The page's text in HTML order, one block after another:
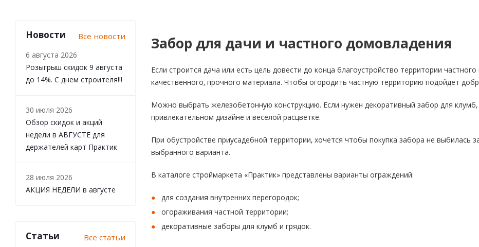
Забор для дачи и частного домовладения
Если строится дача или есть цель довести до конца благоустройство территории
качественного, прочного материала. Чтобы огородить частную территорию подойдет
Можно выбрать железобетонную конструкцию. Если нужен декоративный забор для
привлекательном дизайне и веселой расцветке.
При обустройстве приусадебной территории, хочется чтобы покупка забора не
выбранного варианта.
В каталоге строймаркета «Практик» представлены варианты ограждений:
для создания внутренних перегородок;
огораживания частной территории;
декоративные заборы для клумб и грядок.
Новости Все новости
6 августа 2026
Розыгрыш скидок 9 августа
до 14%. С днем строителя!!!
30 июля 2026
Обзор скидок и акций
недели в АВГУСТЕ для
держателей карт Практик
28 июля 2026
АКЦИЯ НЕДЕЛИ в августе
Статьи Все статьи